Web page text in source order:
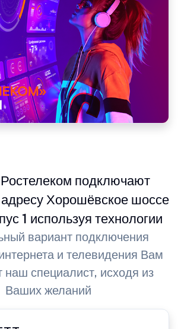
подключают
адресу Хорошёвское шоссе
1 используя технологии
вариант подключения
и телевидения Вам
наш специалист, исходя из
Ваших желаний